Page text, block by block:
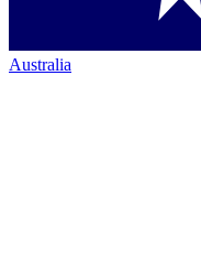
Australia